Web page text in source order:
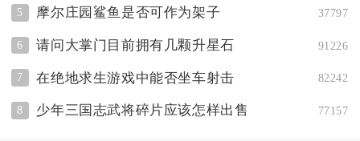
5 摩尔庄园鲨鱼是否可作为架子 37797
6 请问大掌门目前拥有几颗升星石 91226
7 在绝地求生游戏中能否坐车射击 82242
8 少年三国志武将碎片应该怎样出售 77157